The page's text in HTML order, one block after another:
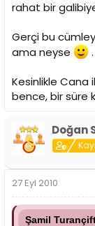
rahat bir
Gerçi bu
ama neyse
.
Kesinlikle Cana
bence, bir süre
Doğan
27 Eyl 2010
Şamil